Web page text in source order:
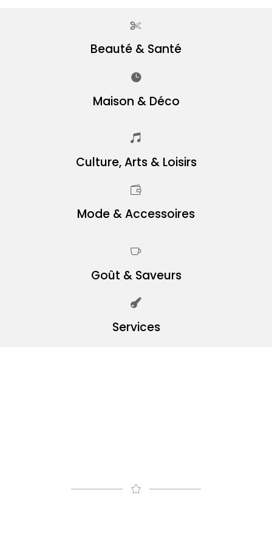
Beauté & Santé
Maison & Déco
Culture, Arts & Loisirs
Mode & Accessoires
Goût & Saveurs
Services